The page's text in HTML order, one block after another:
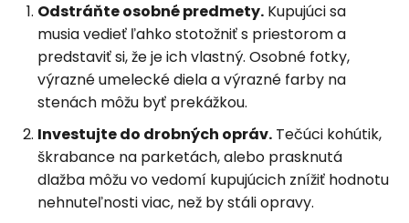
Odstráňte osobné predmety. Kupujúci sa
musia vedieť ľahko stotožniť s priestorom a
predstaviť si, že je ich vlastný. Osobné fotky,
výrazné umelecké diela a výrazné farby na
stenách môžu byť prekážkou.
Investujte do drobných opráv. Tečúci kohútik,
škrabance na parketách, alebo prasknutá
dlažba môžu vo vedomí kupujúcich znížiť hodnotu
nehnuteľnosti viac, než by stáli opravy.